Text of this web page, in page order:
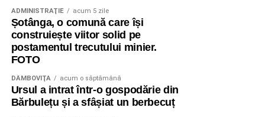
ADMINISTRAŢIE acum 5 zile
Șotânga, o comună care își
construiește viitor solid pe
postamentul trecutului minier.
FOTO
DÂMBOVIŢA acum o săptămână
Ursul a intrat într-o gospodărie din
Bărbulețu și a sfâșiat un berbecuț